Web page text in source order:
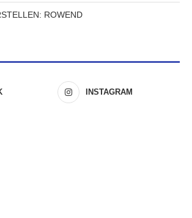
ROWEND
INSTAGRAM